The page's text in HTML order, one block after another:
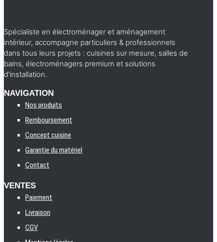
Spécialiste en électroménager et aménagement
intérieur, accompagne particuliers & professionnels
dans tous leurs projets : cuisines sur mesure, salles de
bains, électroménagers premium et solutions
d’installation.
NAVIGATION
Nos produits
Remboursement
Concept cuisine
Garantie du matériel
Contact
VENTES
Paiement
Livraison
CGV